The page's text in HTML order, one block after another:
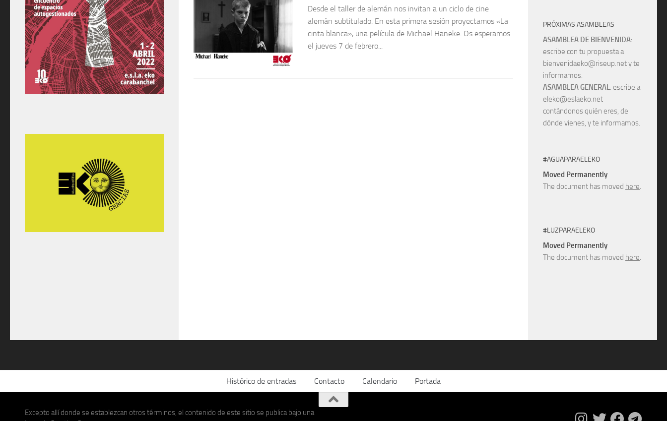
Desde el taller de alemán nos invitan a un ciclo de cine
alemán subtitulado. En esta primera sesión proyectamos «La
cinta blanca», una película de Michael Haneke. Os esperamos
el jueves 7 de febrero...
PRÓXIMAS ASAMBLEAS
ASAMBLEA DE BIENVENIDA:
escribe con tu propuesta a
bienvenidaeko@riseup.net y te
informamos.
ASAMBLEA GENERAL: escribe a
eleko@eslaeko.net
contándonos quién eres, de
dónde vienes, y te informamos.
#AGUAPARAELEKO
Moved Permanently
The document has moved here.
#LUZPARAELEKO
Moved Permanently
The document has moved here.
Histórico de entradas Contacto Calendario Portada
Excepto allí donde se establezcan otros términos, el contenido de este sitio se publica bajo una